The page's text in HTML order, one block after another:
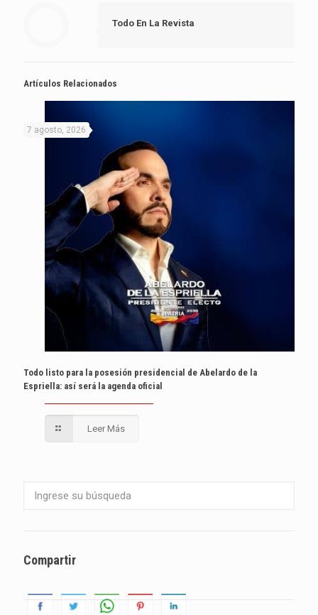
Todo En La Revista
Artículos Relacionados
7 agosto, 2026
Todo listo para la posesión presidencial de Abelardo de la
Espriella: así será la agenda oficial
Leer Más
Compartir